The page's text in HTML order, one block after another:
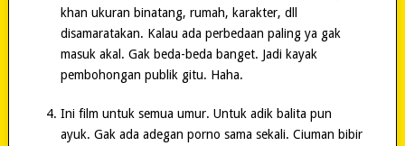
khan ukuran binatang, rumah, karakter, dll
disamaratakan. Kalau ada perbedaan paling ya gak
masuk akal. Gak beda-beda banget. Jadi kayak
pembohongan publik gitu. Haha.
Ini film untuk semua umur. Untuk adik balita pun
ayuk. Gak ada adegan porno sama sekali. Ciuman bibir